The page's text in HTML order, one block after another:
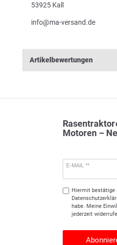
53925 Kall
info@ma-versand.de
Artikelbewertungen
Motoren –
E-MAIL **
Hiermit bestätige
habe. Meine
jederzeit